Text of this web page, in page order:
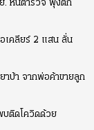
. หนีตำรวจ พุ่งตก
เคลียร์ 2 แสน ลั่น
าบ้า จากพ่อค้าขายลูก
บติดโควิดด้วย